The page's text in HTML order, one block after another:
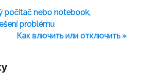
počítač nebo notebook,
problému
Как влючить или отключить »